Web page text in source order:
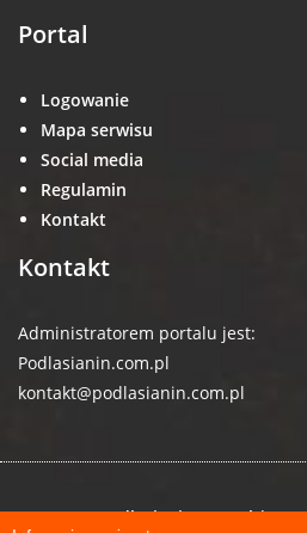
Portal
Logowanie
Mapa serwisu
Social media
Regulamin
Kontakt
Kontakt
Administratorem portalu jest:
Podlasianin.com.pl
kontakt@podlasianin.com.pl
© 2026 podlasianin.com.pl |